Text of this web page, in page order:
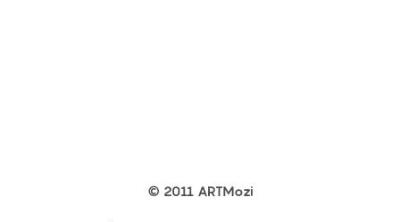
© 2011 ARTMozi